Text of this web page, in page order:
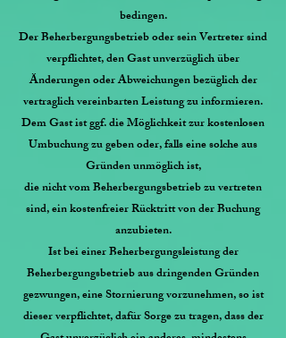
bedingen.
Der Beherbergungsbetrieb oder sein Vertreter sind
verpflichtet, den Gast unverzüglich über
Änderungen oder Abweichungen bezüglich der
vertraglich vereinbarten Leistung zu informieren.
Dem Gast ist ggf. die Möglichkeit zur kostenlosen
Umbuchung zu geben oder, falls eine solche aus
Gründen unmöglich ist,
die nicht vom Beherbergungsbetrieb zu vertreten
sind, ein kostenfreier Rücktritt von der Buchung
anzubieten.
Ist bei einer Beherbergungsleistung der
Beherbergungsbetrieb aus dringenden Gründen
gezwungen, eine Stornierung vorzunehmen, so ist
dieser verpflichtet, dafür Sorge zu tragen, dass der